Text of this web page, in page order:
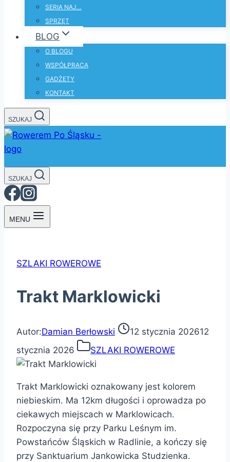
SERIA NAJ…
SPRZĘT
BLOG
O BLOGU
WSPÓŁPRACA
GADŻETY
KONTAKT
SZUKAJ
SZUKAJ
MENU
SZLAKI ROWEROWE
Trakt Marklowicki
Autor:Damian Berłowski 12 stycznia 202612
stycznia 2026
SZLAKI ROWEROWE
Trakt Marklowicki oznakowany jest kolorem
niebieskim. Ma 12km długości i oprowadza po
ciekawych miejscach w Marklowicach.
Rozpoczyna się przy Parku Leśnym im.
Powstańców Śląskich w Radlinie, a kończy się
przy Sanktuarium Jankowicka Studzienka.